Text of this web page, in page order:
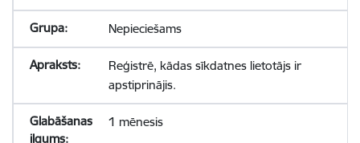
Nepieciešams
Reģistrē, kādas sīkdatnes lietotājs ir
apstiprinājis.
1 mēnesis